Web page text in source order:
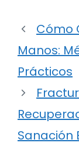
Cómo
Manos:
Prácticos
Sanación